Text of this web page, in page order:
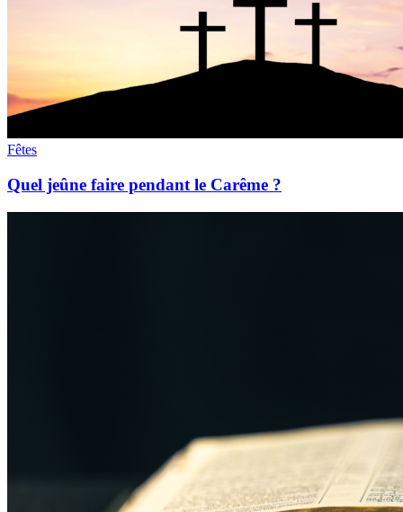
Fêtes
Quel jeûne faire pendant le Carême ?